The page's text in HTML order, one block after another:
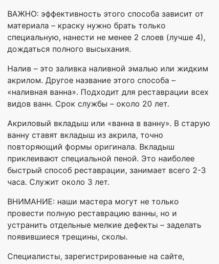
ВАЖНО: эффективность этого способа зависит от
материала – краску нужно брать только
специальную, нанести не менее 2 слоев (лучше 4),
дождаться полного высыхания.
Налив – это заливка наливной эмалью или жидким
акрилом. Другое название этого способа –
«наливная ванна». Подходит для реставрации всех
видов ванн. Срок службы – около 20 лет.
Акриловый вкладыш или «ванна в ванну». В старую
ванну ставят вкладыш из акрила, точно
повторяющий формы оригинала. Вкладыш
приклеивают специальной пеной. Это наиболее
быстрый способ реставрации, занимает всего 2-3
часа. Служит около 3 лет.
ВНИМАНИЕ: наши мастера могут не только
провести полную реставрацию ванны, но и
устранить отдельные мелкие дефекты – заделать
появившиеся трещины, сколы.
Специалисты, зарегистрированные на сайте,